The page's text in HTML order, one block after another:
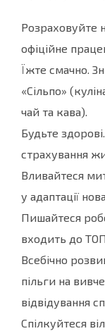
Розраховуйте
офіційне
Їжте смачно.
«Сільпо»
чай та кава).
Будьте
страхування
Вливайтеся
у адаптації
Пишайтеся
входить до
Всебічно
пільги на
відвідування
Спілкуйтеся